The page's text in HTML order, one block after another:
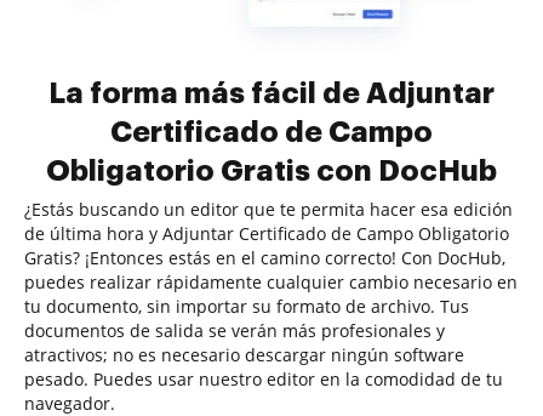
La forma más fácil de Adjuntar
Certificado de Campo
Obligatorio Gratis con DocHub
¿Estás buscando un editor que te permita hacer esa edición
de última hora y Adjuntar Certificado de Campo Obligatorio
Gratis? ¡Entonces estás en el camino correcto! Con DocHub,
puedes realizar rápidamente cualquier cambio necesario en
tu documento, sin importar su formato de archivo. Tus
documentos de salida se verán más profesionales y
atractivos; no es necesario descargar ningún software
pesado. Puedes usar nuestro editor en la comodidad de tu
navegador.